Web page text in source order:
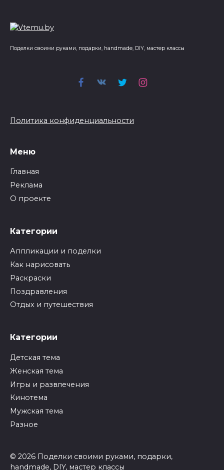
Поделки своими руками, подарки, handmade, DIY, мастер классы
Политика конфиденциальности
Меню
Главная
Реклама
О проекте
Категории
Аппликации и поделки
Как нарисовать
Раскраски
Поздравления
Отдых и путешествия
Категории
Детская тема
Женская тема
Игры и развлечения
Кинотема
Мужская тема
Разное
© 2026 Поделки своими руками, подарки,
handmade, DIY, мастер классы